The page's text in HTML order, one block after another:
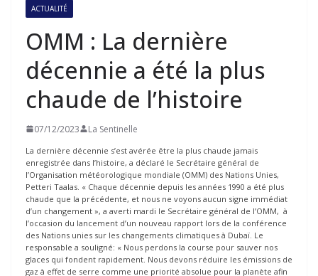
ACTUALITÉ
OMM : La dernière
décennie a été la plus
chaude de l’histoire
07/12/2023 La Sentinelle
La dernière décennie s’est avérée être la plus chaude jamais
enregistrée dans l’histoire, a déclaré le Secrétaire général de
l’Organisation météorologique mondiale (OMM) des Nations Unies,
Petteri Taalas. « Chaque décennie depuis les années 1990 a été plus
chaude que la précédente, et nous ne voyons aucun signe immédiat
d’un changement », a averti mardi le Secrétaire général de l’OMM, à
l’occasion du lancement d’un nouveau rapport lors de la conférence
des Nations unies sur les changements climatiques à Dubaï. Le
responsable a souligné: « Nous perdons la course pour sauver nos
glaces qui fondent rapidement. Nous devons réduire les émissions de
gaz à effet de serre comme une priorité absolue pour la planète afin